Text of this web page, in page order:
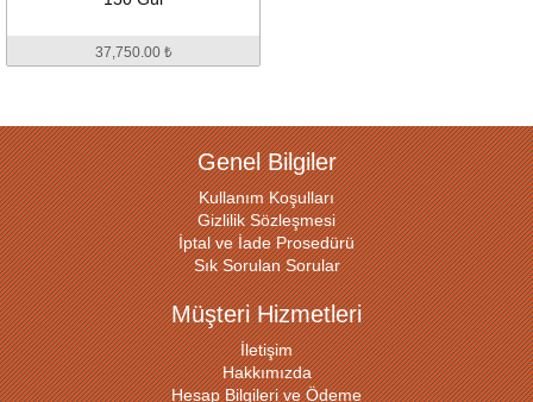
37,750.00 ₺
Genel Bilgiler
Kullanım Koşulları
Gizlilik Sözleşmesi
İptal ve İade Prosedürü
Sık Sorulan Sorular
Müşteri Hizmetleri
İletişim
Hakkımızda
Hesap Bilgileri ve Ödeme